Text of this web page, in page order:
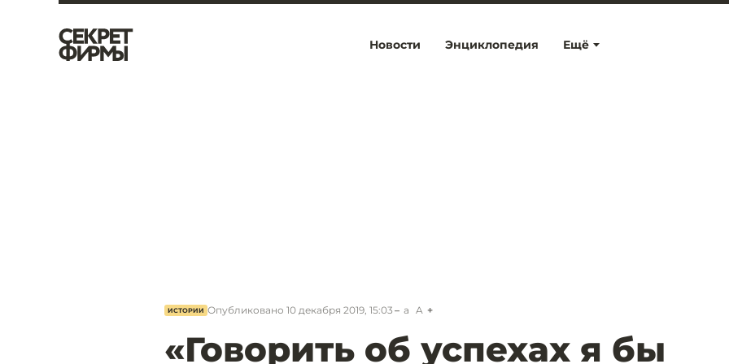
Ещё
Новости Энциклопедия
ИСТОРИИ Опубликовано 10 декабря 2019, 15:03 a A
«Говорить об успехах я бы